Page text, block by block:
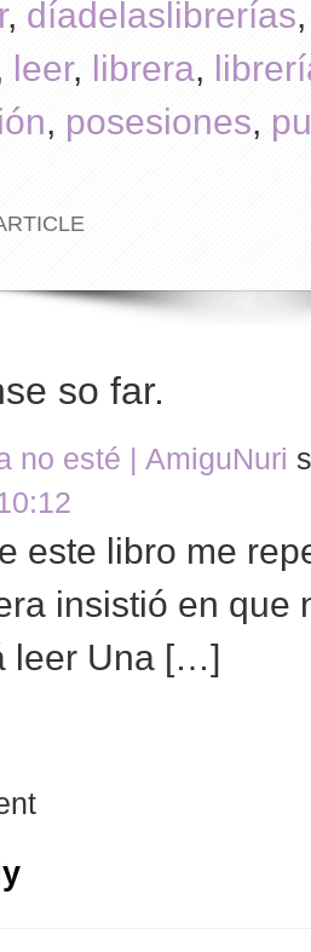
, díadelaslibrerías
leer, librera,
, posesiones,
so far.
no esté | AmiguNuri
este libro me
insistió en que
leer Una […]